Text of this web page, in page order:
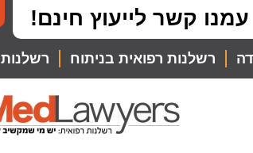
עמנו קשר לייעוץ חינם!
רשלנות רפואית בניתוח